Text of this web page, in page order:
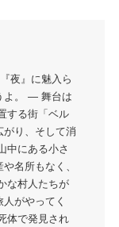
夜』に魅入ら
よ。 — 舞台は
する街「ベル
がり、そして消
中にある小さ
名所もなく、
な村人たちが
がやってく
体で発見され